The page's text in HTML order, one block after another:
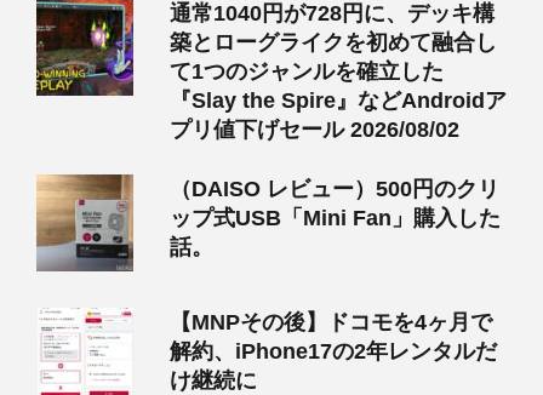
通常1040円が728円に、デッキ構
築とローグライクを初めて融合し
て1つのジャンルを確立した
『Slay the Spire』などAndroidア
プリ値下げセール 2026/08/02
（DAISO レビュー）500円のクリ
ップ式USB「Mini Fan」購入した
話。
【MNPその後】ドコモを4ヶ月で
解約、iPhone17の2年レンタルだ
け継続に